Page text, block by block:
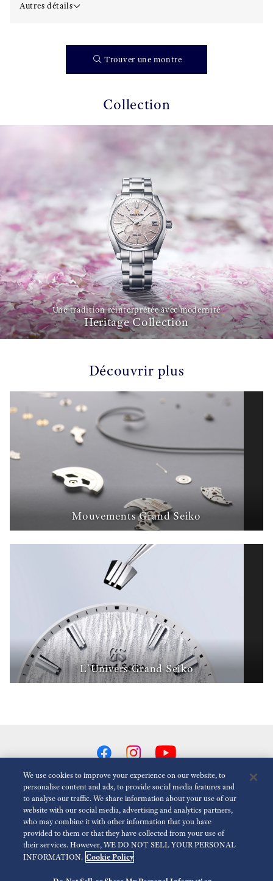
Autres détails
Trouver une montre
Collection
Une tradition réinterprétée avec modernité
Heritage Collection
Découvrir plus
Mouvements Grand Seiko
L’Univers Grand Seiko
Réduire Les Animations Désactivé
Espace presse Terms of Use Politique de confidentialité
Economic Operator
We use cookies to improve your experience on our website, to
personalise content and ads, to provide social media features and
to analyse our traffic. We share information about your use of our
website with our social media, advertising and analytics partners,
who may combine it with other information that you have
provided to them or that they have collected from your use of
their services. However, WE DO NOT SELL YOUR PERSONAL
INFORMATION. Cookie Policy